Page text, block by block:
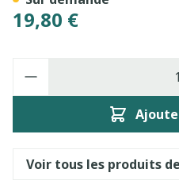
19,80 €
Voir tous les produits